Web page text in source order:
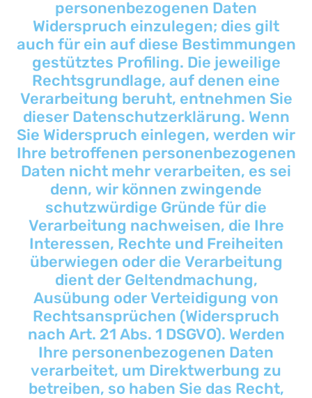
personenbezogenen Daten
Widerspruch einzulegen; dies gilt
auch für ein auf diese Bestimmungen
gestütztes Profiling. Die jeweilige
Rechtsgrundlage, auf denen eine
Verarbeitung beruht, entnehmen Sie
dieser Datenschutzerklärung. Wenn
Sie Widerspruch einlegen, werden wir
Ihre betroffenen personenbezogenen
Daten nicht mehr verarbeiten, es sei
denn, wir können zwingende
schutzwürdige Gründe für die
Verarbeitung nachweisen, die Ihre
Interessen, Rechte und Freiheiten
überwiegen oder die Verarbeitung
dient der Geltendmachung,
Ausübung oder Verteidigung von
Rechtsansprüchen (Widerspruch
nach Art. 21 Abs. 1 DSGVO). Werden
Ihre personenbezogenen Daten
verarbeitet, um Direktwerbung zu
betreiben, so haben Sie das Recht,